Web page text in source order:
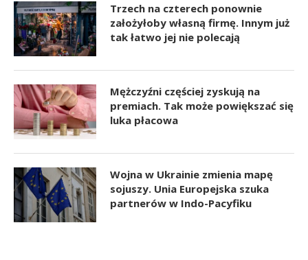
Trzech na czterech ponownie
założyłoby własną firmę. Innym już
tak łatwo jej nie polecają
Mężczyźni częściej zyskują na
premiach. Tak może powiększać się
luka płacowa
Wojna w Ukrainie zmienia mapę
sojuszy. Unia Europejska szuka
partnerów w Indo-Pacyfiku